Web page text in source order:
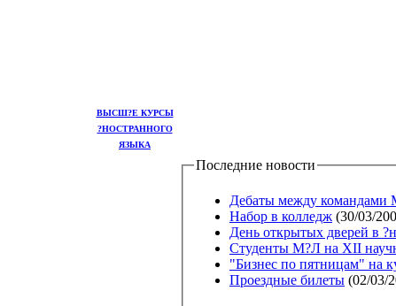
ВЫСШ?Е КУРСЫ
?НОСТРАННОГО
ЯЗЫКА
Последние новости
Дебаты между командами
Набор в колледж (30/03/
День открытых дверей в
Студенты М?Л на ХII
"Бизнес по пятницам" на
Проездные билеты (02/03/